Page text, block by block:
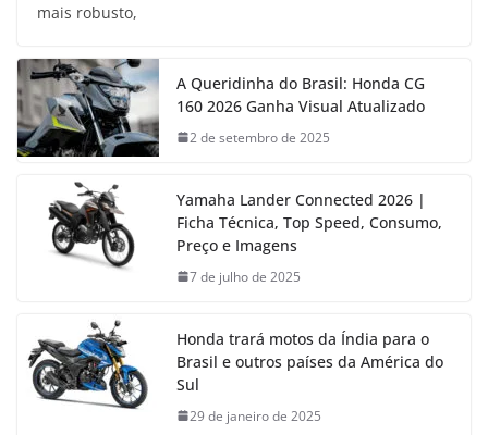
mais robusto,
A Queridinha do Brasil: Honda CG
160 2026 Ganha Visual Atualizado
2 de setembro de 2025
Yamaha Lander Connected 2026 |
Ficha Técnica, Top Speed, Consumo,
Preço e Imagens
7 de julho de 2025
Honda trará motos da Índia para o
Brasil e outros países da América do
Sul
29 de janeiro de 2025